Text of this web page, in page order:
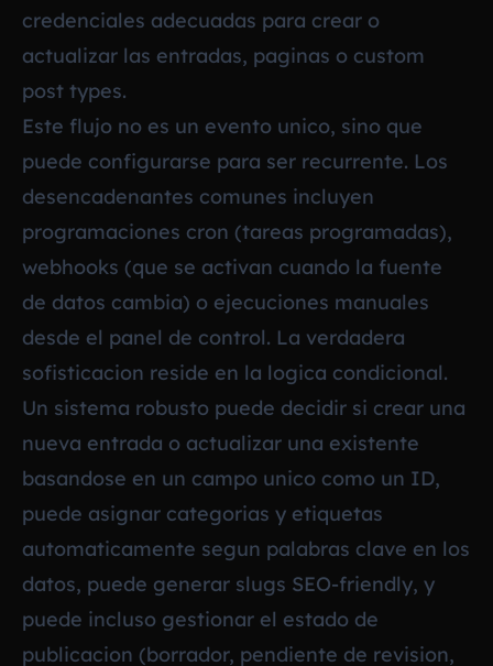
credenciales adecuadas para crear o
actualizar las entradas, paginas o custom
post types.
Este flujo no es un evento unico, sino que
puede configurarse para ser recurrente. Los
desencadenantes comunes incluyen
programaciones cron (tareas programadas),
webhooks (que se activan cuando la fuente
de datos cambia) o ejecuciones manuales
desde el panel de control. La verdadera
sofisticacion reside en la logica condicional.
Un sistema robusto puede decidir si crear una
nueva entrada o actualizar una existente
basandose en un campo unico como un ID,
puede asignar categorias y etiquetas
automaticamente segun palabras clave en los
datos, puede generar slugs SEO-friendly, y
puede incluso gestionar el estado de
publicacion (borrador, pendiente de revision,